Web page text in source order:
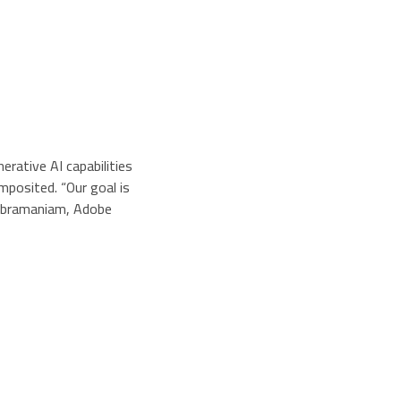
AI capabilities
“Our goal is
Adobe